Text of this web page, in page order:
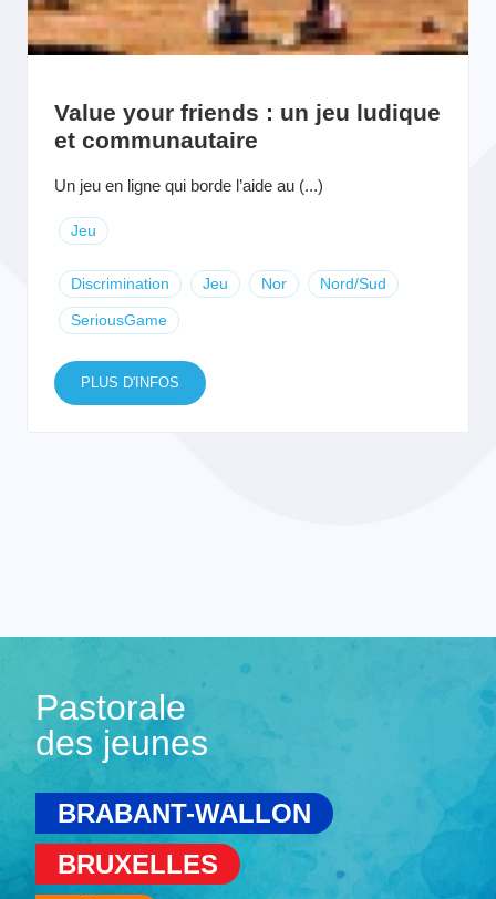
Value your friends : un jeu ludique
et communautaire
Un jeu en ligne qui borde l’aide au (...)
Jeu
Discrimination Jeu Nor Nord/Sud
SeriousGame
PLUS D'INFOS
Pastorale
des jeunes
BRABANT-WALLON
BRUXELLES